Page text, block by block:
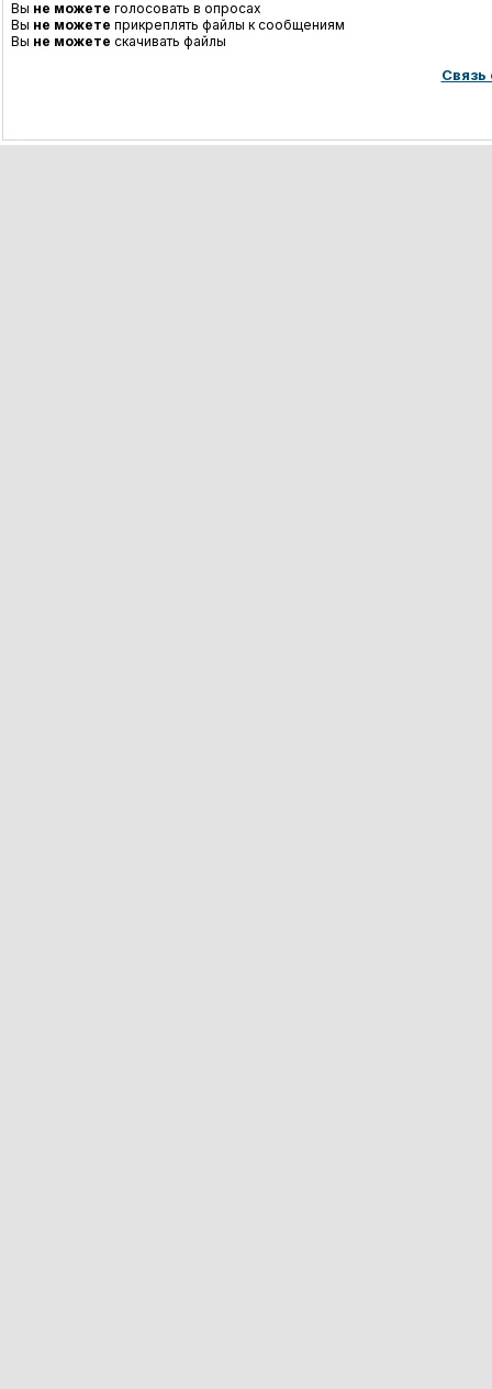
Вы не можете голосовать в опросах
Вы не можете прикреплять файлы к сообщениям
Вы не можете скачивать файлы